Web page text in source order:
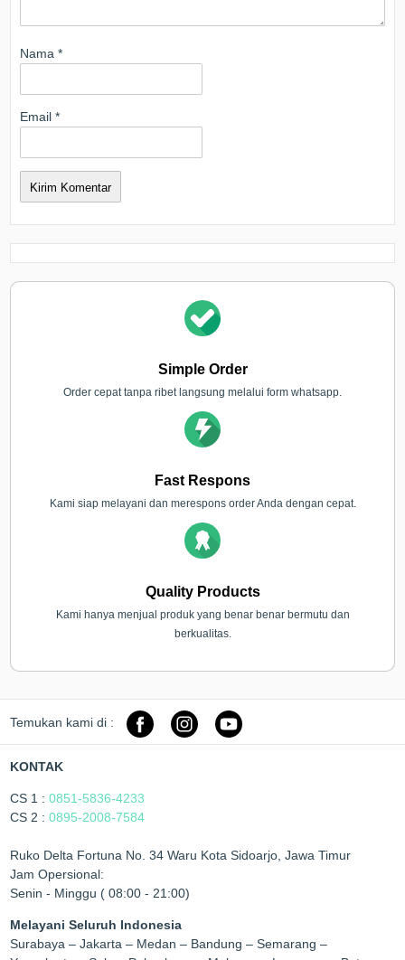
Nama*
Email*
Simple Order
Order cepat tanpa ribet langsung melalui form whatsapp.
Fast Respons
Kami siap melayani dan merespons order Anda dengan cepat.
Quality Products
Kami hanya menjual produk yang benar benar bermutu dan
berkualitas.
Temukan kami di :
KONTAK
CS 1 :0851-5836-4233
CS 2 :0895-2008-7584
Ruko Delta Fortuna No. 34 Waru Kota Sidoarjo, Jawa Timur
Jam Opersional:
Senin - Minggu ( 08:00 - 21:00)
Melayani Seluruh Indonesia
Surabaya – Jakarta – Medan – Bandung – Semarang –